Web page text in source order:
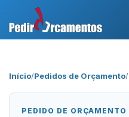
Início/Pedidos de Orçamento/
PEDIDO DE ORÇAMENTO
Área Profissional